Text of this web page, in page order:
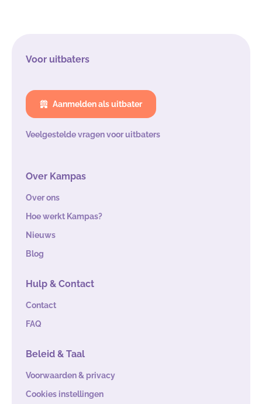
Voor uitbaters
Aanmelden als uitbater
Veelgestelde vragen voor uitbaters
Over Kampas
Over ons
Hoe werkt Kampas?
Nieuws
Blog
Hulp & Contact
Contact
FAQ
Beleid & Taal
Voorwaarden & privacy
Cookies instellingen